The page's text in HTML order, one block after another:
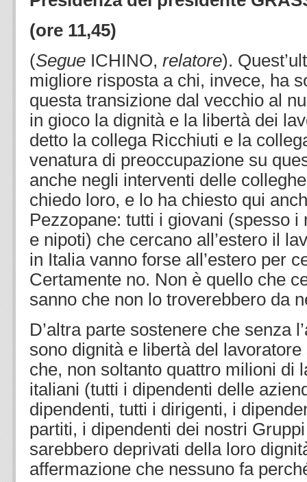
(ore 11,45)
(Segue ICHINO, relatore).
migliore risposta a chi, invece, ha
questa transizione dal vecchio al
in gioco la dignità e la libertà dei
detto la collega Ricchiuti e la
venatura di preoccupazione su
anche negli interventi delle
chiedo loro, e lo ha chiesto qui
Pezzopane: tutti i giovani (spesso
e nipoti) che cercano all’estero il
in Italia vanno forse all’estero per
Certamente no. Non è quello che
sanno che non lo troverebbero da
D’altra parte sostenere che senza
sono dignità e libertà del
che, non soltanto quattro milioni di
italiani (tutti i dipendenti delle
dipendenti, tutti i dirigenti, i
partiti, i dipendenti dei nostri
sarebbero deprivati della loro
affermazione che nessuno fa